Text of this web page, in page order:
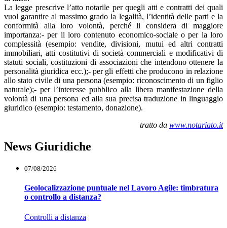
La legge prescrive l’atto notarile per quegli atti e contratti dei quali
vuol garantire al massimo grado la legalità, l’identità delle parti e la
conformità alla loro volontà, perché li considera di maggiore
importanza:- per il loro contenuto economico-sociale o per la loro
complessità (esempio: vendite, divisioni, mutui ed altri contratti
immobiliari, atti costitutivi di società commerciali e modificativi di
statuti sociali, costituzioni di associazioni che intendono ottenere la
personalità giuridica ecc.);- per gli effetti che producono in relazione
allo stato civile di una persona (esempio: riconoscimento di un figlio
naturale);- per l’interesse pubblico alla libera manifestazione della
volontà di una persona ed alla sua precisa traduzione in linguaggio
giuridico (esempio: testamento, donazione).
tratto da www.notariato.it
News Giuridiche
07/08/2026
Geolocalizzazione puntuale nel Lavoro Agile: timbratura
o controllo a distanza?
Controlli a distanza